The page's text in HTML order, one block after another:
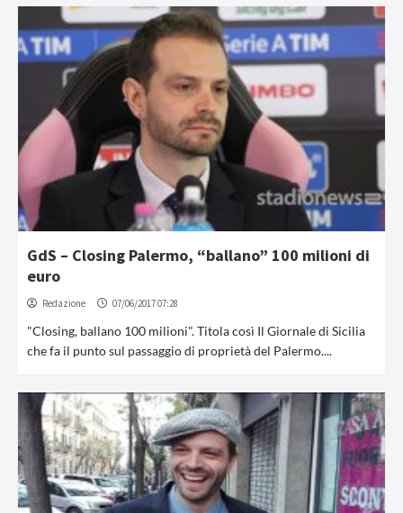
GdS – Closing Palermo, “ballano” 100 milioni di
euro
Redazione 07/06/2017 07:28
"Closing, ballano 100 milioni". Titola così Il Giornale di Sicilia
che fa il punto sul passaggio di proprietà del Palermo....